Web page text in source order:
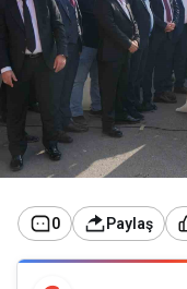
0 Paylaş